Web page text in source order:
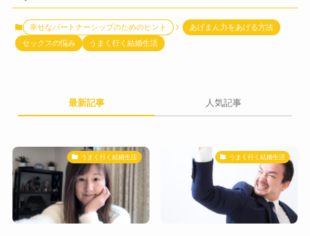
幸せなパートナーシップのためのヒント
あげまん力をあげる方法
セックスの悩み
うまく行く結婚生活
最新記事 人気記事
うまく行く結婚生活 うまく行く結婚生活